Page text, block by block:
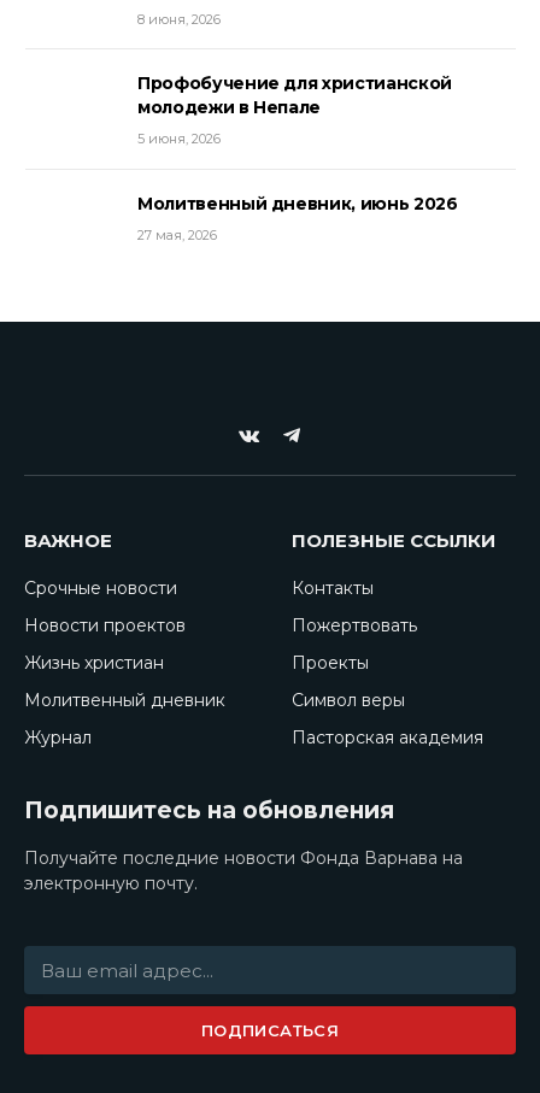
8 июня, 2026
Профобучение для христианской
молодежи в Непале
5 июня, 2026
Молитвенный дневник, июнь 2026
27 мая, 2026
VKontakte
Telegram
ВАЖНОЕ
Срочные новости
Новости проектов
Жизнь христиан
Молитвенный дневник
Журнал
ПОЛЕЗНЫЕ ССЫЛКИ
Контакты
Пожертвовать
Проекты
Символ веры
Пасторская академия
Подпишитесь на обновления
Получайте последние новости Фонда Варнава на
электронную почту.
ПОДПИСАТЬСЯ